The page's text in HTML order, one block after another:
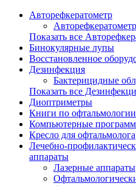
Авторефкератометр
Показать все
Бинокулярные лупы
Восстановленное
Дезинфекция
Бактерицидные
Показать все
Диоптриметры
Книги по офтальмологии
Компьютерные
Кресло для офтальмолога
Лечебно-
аппараты
Лазерные аппараты